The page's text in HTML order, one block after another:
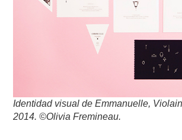
Identidad visual de Emmanuelle,
2014. ©Olivia Fremineau.